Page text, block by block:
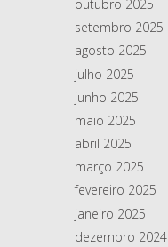
outubro 2025
setembro 2025
agosto 2025
julho 2025
junho 2025
maio 2025
abril 2025
março 2025
fevereiro 2025
janeiro 2025
dezembro 2024